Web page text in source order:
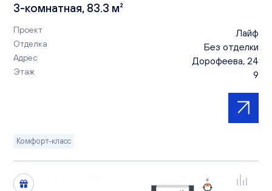
3-комнатная, 83.3 м²
Проект Лайф
Отделка Без отделки
Адрес Дорофеева, 24
Этаж 9
Комфорт-класс